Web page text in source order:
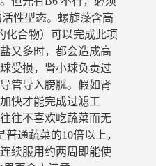
性型态。螺旋藻含高
化合物）可以完成此项
又多时，都会造成高
受损，肾小球负责过
管导入膀胱。假如肾
快才能完成过滤工
往不喜欢吃蔬菜而无
通蔬菜的10倍以上，
续服用约两周即能使